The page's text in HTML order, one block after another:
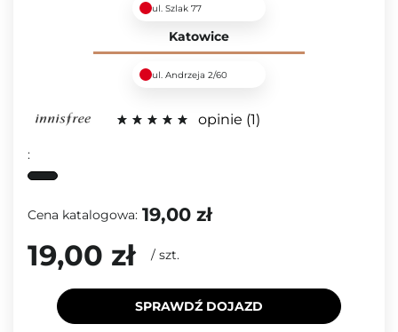
ul. Szlak 77
Katowice
ul. Andrzeja 2/60
opinie 1
:
Cena katalogowa: 19,00 zł
19,00 zł / szt.
SPRAWDŹ DOJAZD